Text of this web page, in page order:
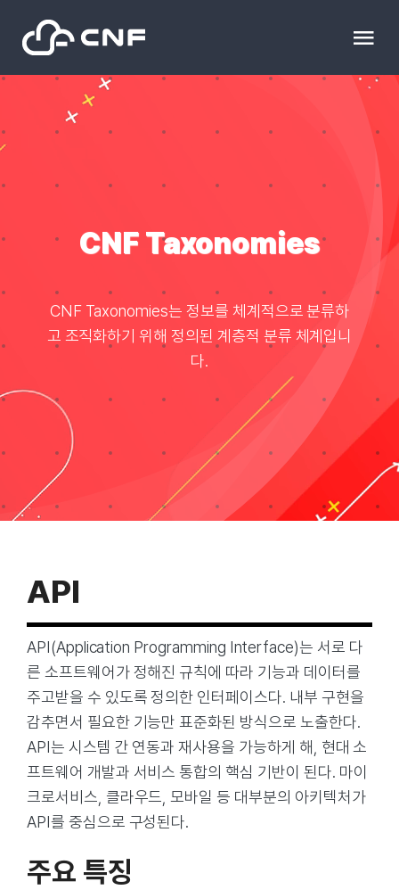
content
Resource
블로그
Search
CNF Taxonomies
CNF Taxonomies는 정보를 체계적으로 분류하
고 조직화하기 위해 정의된 계층적 분류 체계입니
다.
API
API(Application Programming Interface)는 서로 다
른 소프트웨어가 정해진 규칙에 따라 기능과 데이터를
주고받을 수 있도록 정의한 인터페이스다. 내부 구현을
감추면서 필요한 기능만 표준화된 방식으로 노출한다.
API는 시스템 간 연동과 재사용을 가능하게 해, 현대 소
프트웨어 개발과 서비스 통합의 핵심 기반이 된다. 마이
크로서비스, 클라우드, 모바일 등 대부분의 아키텍처가
API를 중심으로 구성된다.
주요 특징